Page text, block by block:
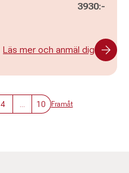
3930:-
Läs mer och anmäl dig
4 10 Framåt